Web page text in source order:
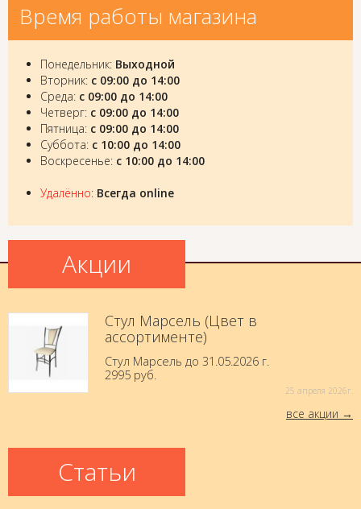
Время работы магазина
Понедельник: Выходной
Вторник: с 09:00 до 14:00
Среда: с 09:00 до 14:00
Четверг: с 09:00 до 14:00
Пятница: с 09:00 до 14:00
Суббота: с 10:00 до 14:00
Воскресенье: с 10:00 до 14:00
Удалённо: Всегда online
Акции
Стул Марсель (Цвет в
ассортименте)
Стул Марсель до 31.05.2026 г.
2995 руб.
25 aпреля 2026г.
все акции
Статьи